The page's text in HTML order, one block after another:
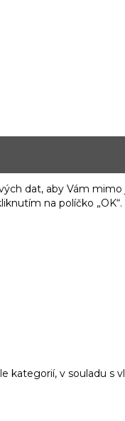
dat, aby Vám
na políčko „OK“.
kategorií, v souladu s